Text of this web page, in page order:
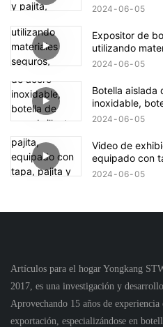
2024 06 05
Expositor de
utilizando
brindamos
2024 06 05
Botella aislada
inoxidable,
purpurina y
2024 06 05
Video de
equipado con
pajita, admite
2024 06 05
Artículos para el hogar Yongkang
2017, es una investigación y
Aprovechando 15 años de
exportación, especializándose en